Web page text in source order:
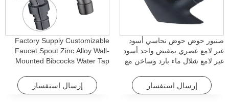
صنبور حوض حوض نحاسي أسود
غير لامع عصري بمقبض واحد أسود
غير لامع شلال ماء بارد وساخن مع
إرسال استفسار
Factory Supply Customizable
Faucet Spout Zinc Alloy Wall-
Mounted Bibcocks Water Tap
إرسال استفسار